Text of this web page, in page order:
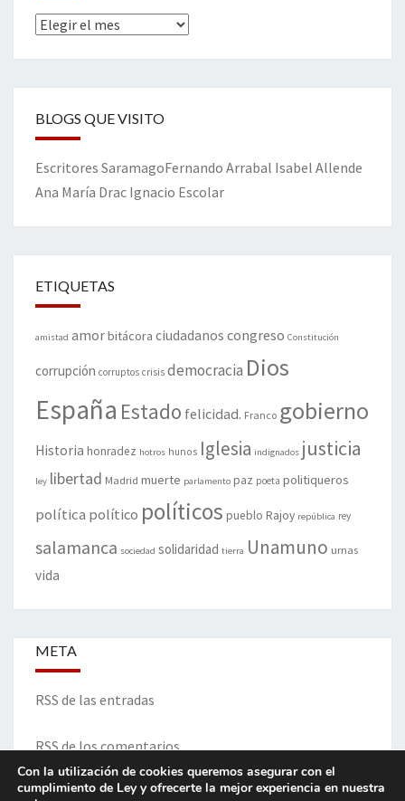
Archivos
BLOGS QUE VISITO
Escritores SaramagoFernando Arrabal Isabel Allende
Ana María Drac Ignacio Escolar
ETIQUETAS
amistad amorbitácora ciudadanos congreso Constitución
corrupción corruptos crisis democracia Dios
España Estado felicidad. Franco gobierno
Historia honradez hotros hunos Iglesia indignados justicia
ley libertad Madrid muerte parlamento paz poeta politiqueros
política político políticos pueblo Rajoy república rey
salamanca sociedad solidaridad tierra Unamuno urnas
vida
META
RSS de las entradas
RSS de los comentarios
Con la utilización de cookies queremos asegurar con el
cumplimiento de Ley y ofrecerte la mejor experiencia en nuestra